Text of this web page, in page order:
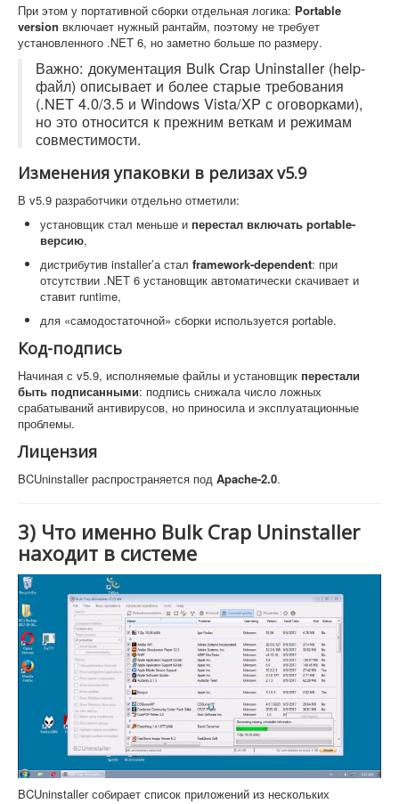
При этом у портативной сборки отдельная логика: Portable
version включает нужный рантайм, поэтому не требует
установленного .NET 6, но заметно больше по размеру.
Важно: документация Bulk Crap Uninstaller (help-
файл) описывает и более старые требования
(.NET 4.0/3.5 и Windows Vista/XP с оговорками),
но это относится к прежним веткам и режимам
совместимости.
Изменения упаковки в релизах v5.9
В v5.9 разработчики отдельно отметили:
установщик стал меньше и перестал включать portable-
версию,
дистрибутив installer’а стал framework-dependent: при
отсутствии .NET 6 установщик автоматически скачивает и
ставит runtime,
для «самодостаточной» сборки используется portable.
Код-подпись
Начиная с v5.9, исполняемые файлы и установщик перестали
быть подписанными: подпись снижала число ложных
срабатываний антивирусов, но приносила и эксплуатационные
проблемы.
Лицензия
BCUninstaller распространяется под Apache-2.0.
3) Что именно Bulk Crap Uninstaller
находит в системе
BCUninstaller собирает список приложений из нескольких